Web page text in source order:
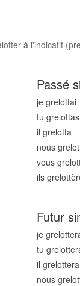
à l'indicatif
Passé
je grelottai
tu grelottas
il grelotta
nous
vous
ils grelott
Futur
je grelott
tu grelott
il grelottera
nous